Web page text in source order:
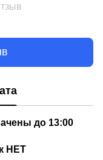
до 13:00
НЕТ